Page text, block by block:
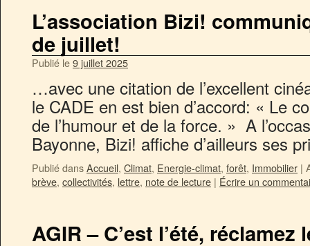
L’association Bizi!
de juillet!
Publié le9 juillet 2025
…avec une citation de l’excellent
le CADE en est bien d’accord: « Le
de l’humour et de la force. » A
Bayonne, Bizi! affiche d’ailleurs ses
Publié dansAccueil, Climat, Energie-climat, forêt, Immobilier |
brève, collectivités, lettre, note de lecture | Écrire un
AGIR – C’est l’été,